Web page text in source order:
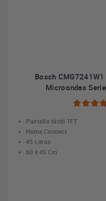
Bosch
Microondas
Pantalla táctil TFT
Home Connect
45 Litros
60 x 45 Cm